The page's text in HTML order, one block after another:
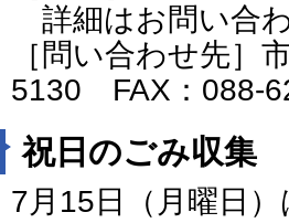
詳細はお問い合
［問い合わせ先］
5130 FAX：088-
祝日のごみ収集
7月15日（月曜日